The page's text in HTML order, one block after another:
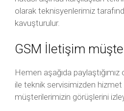
olarak teknisyenlerimiz
kavuşturulur.
GSM İletişim
Hemen aşağıda paylaştığımız
ile teknik servisimizden hizmet
müşterilerimizin görüşlerini